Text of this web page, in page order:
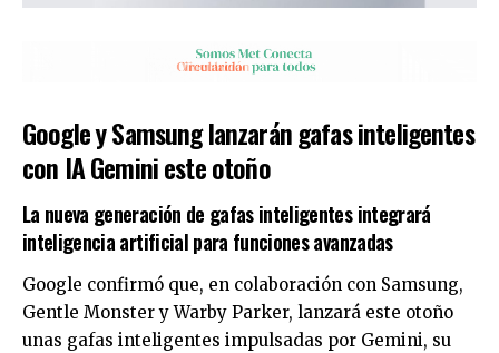
Google y Samsung lanzarán gafas inteligentes
con IA Gemini este otoño
La nueva generación de gafas inteligentes integrará
inteligencia artificial para funciones avanzadas
Google confirmó que, en colaboración con Samsung,
Gentle Monster y Warby Parker, lanzará este otoño
unas gafas inteligentes impulsadas por Gemini, su